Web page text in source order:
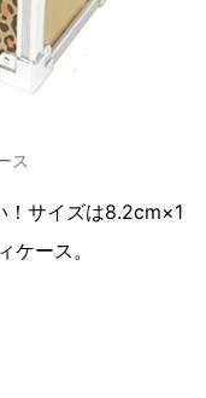
ス
！サイズは8.2cm×1
ース。